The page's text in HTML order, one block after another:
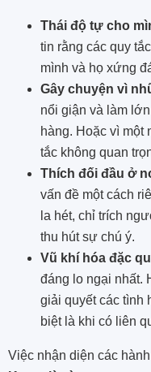
Thái độ tự cho
tin rằng các quy
mình và họ xứng
Gây chuyện vì
nổi giận và làm
hàng. Hoặc vì một
tắc không quan
Thích đối đầu ở
vấn đề một cách
la hét, chỉ trích
thu hút sự chú ý.
Vũ khí hóa đặc
đáng lo ngại nhất.
giải quyết các tình
biệt là khi có liên
Việc nhận diện các